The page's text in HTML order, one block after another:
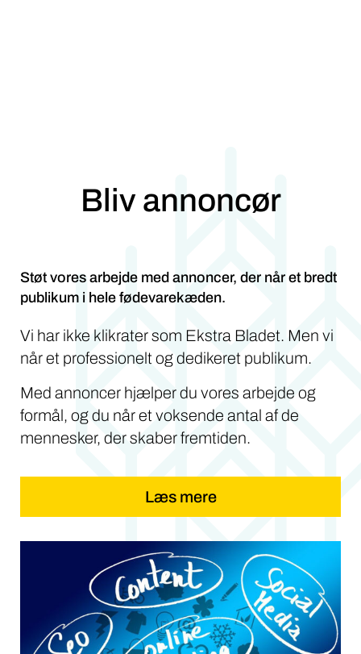
Bliv annoncør
Støt vores arbejde med annoncer, der når et bredt
publikum i hele fødevarekæden.
Vi har ikke klikrater som Ekstra Bladet. Men vi
når et professionelt og dedikeret publikum.
Med annoncer hjælper du vores arbejde og
formål, og du når et voksende antal af de
mennesker, der skaber fremtiden.
Læs mere